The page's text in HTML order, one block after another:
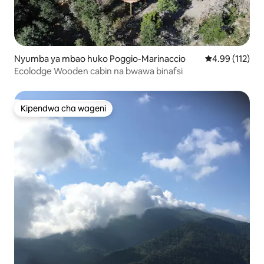
Nyumba ya mbao huko Poggio-Marinaccio Ukadiriaji wa
4.99 (112)
Ecolodge Wooden cabin na bwawa binafsi
Kipendwa cha wageni
Kipendwa cha wageni